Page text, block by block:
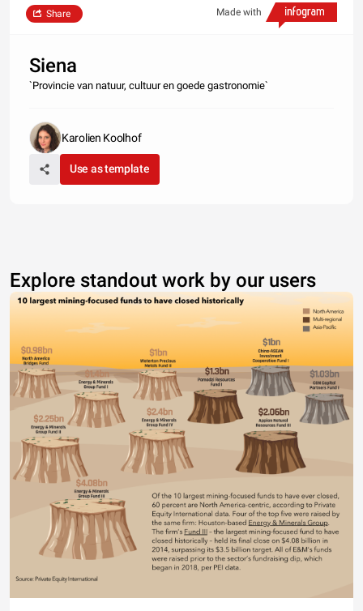
Made with
Share
Siena
`Provincie van natuur, cultuur en goede gastronomie`
Karolien Koolhof
Use as template
Explore standout work by our users